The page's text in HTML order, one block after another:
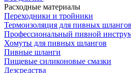
Расходные материалы
Переходники и тройники
Термоизоляция для пивных шлангов
Профессиональный пивной
Хомуты для пивных шлангов
Пивные шланги
Пищевые силиконовые смазки
Дезсредства